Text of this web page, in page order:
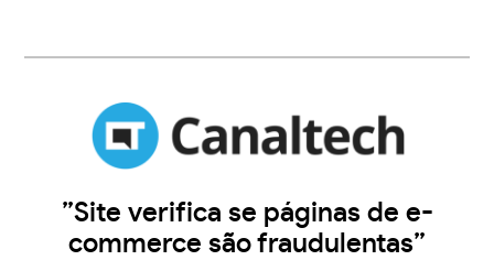
”Site verifica se páginas de e-
commerce são fraudulentas”